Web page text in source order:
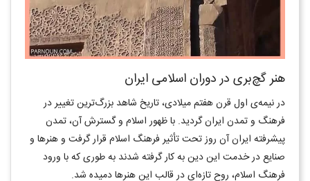
هنر گچ‌بری در دوران اسلامی ایران
در نیمه‌ی اول قرن هفتم میلادی، تاریخ شاهد بزرگ‌ترین تغییر در
فرهنگ و تمدن ایران گردید. با ظهور اسلام و گسترش آن، تمدن
پیشرفته ایران آن روز تحت تأثیر فرهنگ اسلام قرار گرفت و هنرها و
صنایع در خدمت این دین به کار گرفته شدند به طوری که با ورود
فرهنگ اسلام، روح تازه‌ای در قالب این هنرها دمیده شد.